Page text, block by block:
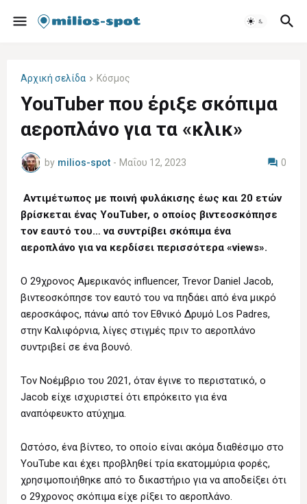
Αρχική σελίδα Κόσμος
YouTuber που έριξε σκόπιμα
αεροπλάνο για τα «κλικ»
by milios-spot - Μαΐου 12, 2023 0
Αντιμέτωπος με ποινή φυλάκισης έως και 20 ετών
βρίσκεται ένας YouTuber, ο οποίος βιντεοσκόπησε
τον εαυτό του… να συντρίβει σκόπιμα ένα
αεροπλάνο για να κερδίσει περισσότερα «views».
Ο 29χρονος Αμερικανός influencer, Trevor Daniel Jacob,
βιντεοσκόπησε τον εαυτό του να πηδάει από ένα μικρό
αεροσκάφος, πάνω από τον Εθνικό Δρυμό Los Padres,
στην Καλιφόρνια, λίγες στιγμές πριν το αεροπλάνο
συντριβεί σε ένα βουνό.
Τον Νοέμβριο του 2021, όταν έγινε το περιστατικό, ο
Jacob είχε ισχυριστεί ότι επρόκειτο για ένα
αναπόφευκτο ατύχημα.
Ωστόσο, ένα βίντεο, το οποίο είναι ακόμα διαθέσιμο στο
YouTube και έχει προβληθεί τρία εκατομμύρια φορές,
χρησιμοποιήθηκε από το δικαστήριο για να αποδείξει ότι
ο 29χρονος σκόπιμα είχε ρίξει το αεροπλάνο.